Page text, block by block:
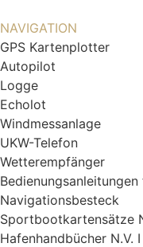
NAVIGATION
GPS Kartenplotter
Autopilot
Logge
Echolot
Windmessanlage
UKW-Telefon
Wetterempfänger
Navigationsbesteck
Sportbootkartensätze
Hafenhandbücher N.V.